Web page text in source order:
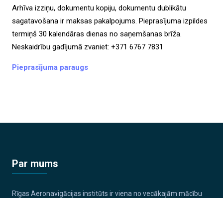
Arhīva izziņu, dokumentu kopiju, dokumentu dublikātu
sagatavošana ir maksas pakalpojums. Pieprasījuma izpildes
termiņš 30 kalendāras dienas no saņemšanas brīža.
Neskaidrību gadījumā zvaniet: +371 6767 7831
Pieprasījuma paraugs
Par mums
Rīgas Aeronavigācijas institūts ir viena no vecākajām mācību